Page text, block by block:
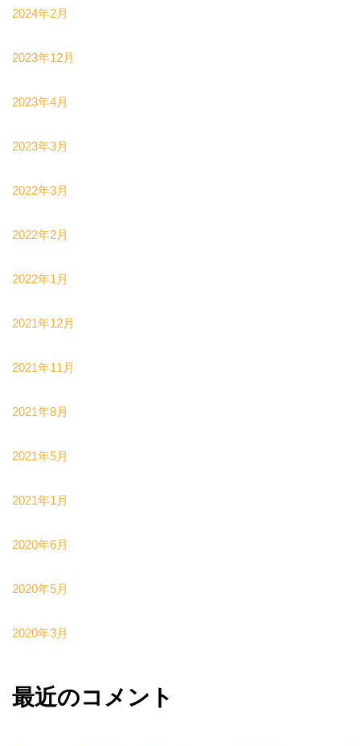
2024年2月
2023年12月
2023年4月
2023年3月
2022年3月
2022年2月
2022年1月
2021年12月
2021年11月
2021年8月
2021年5月
2021年1月
2020年6月
2020年5月
2020年3月
最近のコメント